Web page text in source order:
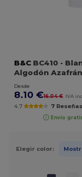
B&C BC410 -
Algodón Azafrán
Desde
8.10 €16.04 € IVA
4.7 7 Reseñas
Envío
Elegir color: